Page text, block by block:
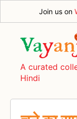
Join us on
A curated
Hindi